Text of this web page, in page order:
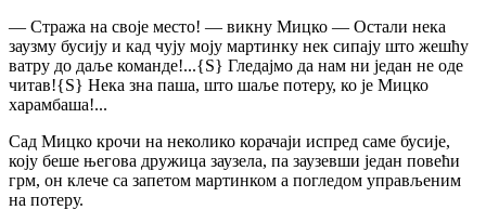
— Стража на своје место! — викну Мицко — Остали нека
заузму бусију и кад чују моју мартинку нек сипају што жешћу
ватру до даље команде!...{S} Гледајмо да нам ни један не оде
читав!{S} Нека зна паша, што шаље потеру, ко је Мицко
харамбаша!...
Сад Мицко крочи на неколико корачаји испред саме бусије,
коју беше његова дружица заузела, па заузевши један повећи
грм, он клече са запетом мартинком а погледом управљеним
на потеру.